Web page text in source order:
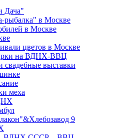
Дача"
рыбалка" в Москве
в Москве
цветов в Москве
на ВДНХ-ВВЦ
выставки
меха
9